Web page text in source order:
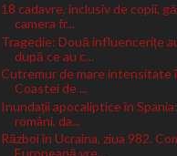
18 cadavre, inclusiv de copii,
camera fr...
Tragedie: Două influencerițe
după ce au c...
Cutremur de mare intensitate
Coastei de ...
Inundații apocaliptice în
români, da...
Război în Ucraina, ziua 982.